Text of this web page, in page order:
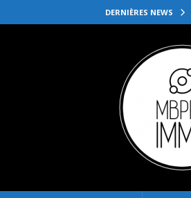
DERNIÈRES NEWS